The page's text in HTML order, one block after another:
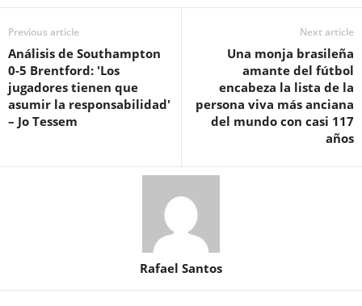
Previous article
Análisis de Southampton
0-5 Brentford: 'Los
jugadores tienen que
asumir la responsabilidad'
– Jo Tessem
Next article
Una monja brasileña
amante del fútbol
encabeza la lista de la
persona viva más anciana
del mundo con casi 117
años
Rafael Santos